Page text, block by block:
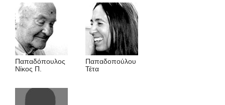
Παπαδόπουλος
Νίκος Π.
Παπαδοπούλου
Τέτα